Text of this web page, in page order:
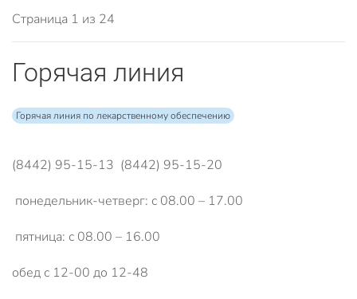
Страница 1 из 24
Горячая линия
Горячая линия по лекарственному обеспечению
(8442) 95-15-13 (8442) 95-15-20
понедельник-четверг: с 08.00 – 17.00
пятница: с 08.00 – 16.00
обед с 12-00 до 12-48